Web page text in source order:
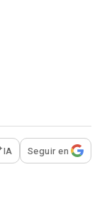
para
IA Seguir en